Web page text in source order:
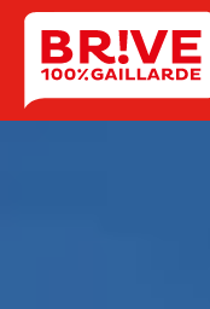
Cookies beheer paneel